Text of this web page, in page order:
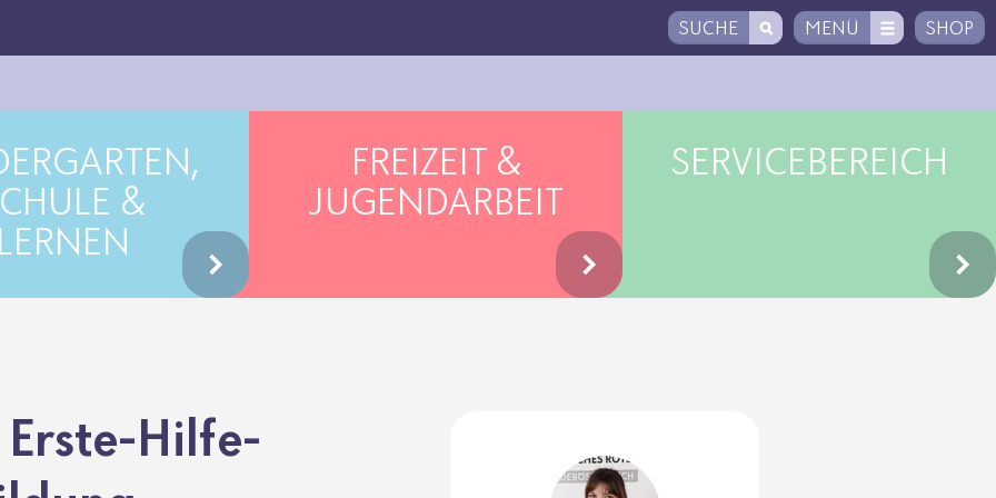
SUCHE
MENÜ SHOP
&
LERNEN
FREIZEIT &
JUGENDARBEIT
SERVICEBEREICH
Hilfe-